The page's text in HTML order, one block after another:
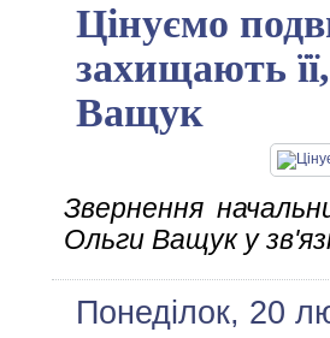
Цінуємо
захищають
Ващук
Звернення
Ольги Ващук у
Понеділок, 20